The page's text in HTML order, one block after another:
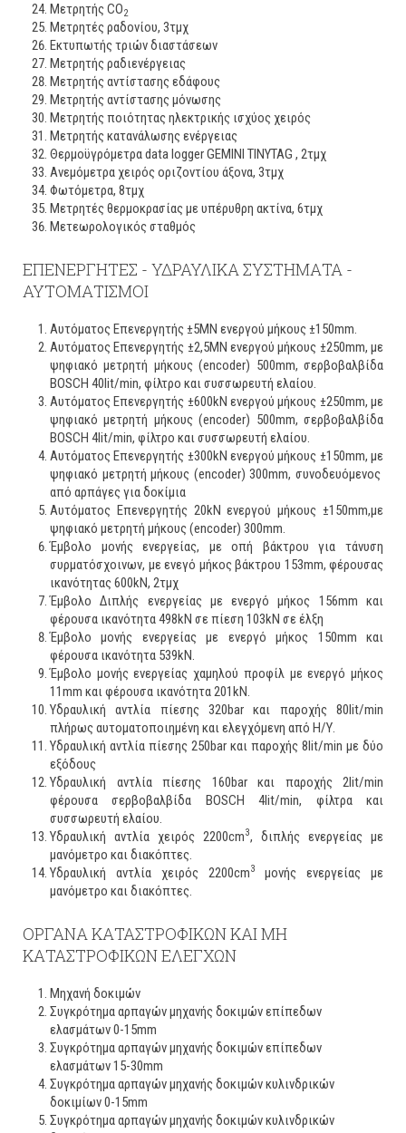
Μετρητής CO2
Μετρητές ραδονίου, 3τμχ
Εκτυπωτής τριών διαστάσεων
Μετρητής ραδιενέργειας
Μετρητής αντίστασης εδάφους
Μετρητής αντίστασης μόνωσης
Μετρητής ποιότητας ηλεκτρικής ισχύος χειρός
Μετρητής κατανάλωσης ενέργειας
Θερμοϋγρόμετρα data logger GEMINI TINYTAG , 2τμχ
Ανεμόμετρα χειρός οριζοντίου άξονα, 3τμχ
Φωτόμετρα, 8τμχ
Μετρητές θερμοκρασίας με υπέρυθρη ακτίνα, 6τμχ
Μετεωρολογικός σταθμός
ΕΠΕΝΕΡΓΗΤΕΣ - ΥΔΡΑΥΛΙΚΑ ΣΥΣΤΗΜΑΤΑ -
ΑΥΤΟΜΑΤΙΣΜΟΙ
Αυτόματος Επενεργητής ±5MN ενεργού μήκους ±150mm.
Αυτόματος Επενεργητής ±2,5MN ενεργού μήκους ±250mm, με
ψηφιακό μετρητή μήκους (encoder) 500mm, σερβοβαλβίδα
BOSCH 40lit/min, φίλτρο και συσσωρευτή ελαίου.
Αυτόματος Επενεργητής ±600kN ενεργού μήκους ±250mm, με
ψηφιακό μετρητή μήκους (encoder) 500mm, σερβοβαλβίδα
BOSCH 4lit/min, φίλτρο και συσσωρευτή ελαίου.
Αυτόματος Επενεργητής ±300kN ενεργού μήκους ±150mm, με
ψηφιακό μετρητή μήκους (encoder) 300mm, συνοδευόμενος
από αρπάγες για δοκίμια
Αυτόματος Επενεργητής 20kN ενεργού μήκους ±150mm,με
ψηφιακό μετρητή μήκους (encoder) 300mm.
Έμβολο μονής ενεργείας, με οπή βάκτρου για τάνυση
συρματόσχοινων, με ενεγό μήκος βάκτρου 153mm, φέρουσας
ικανότητας 600kN, 2τμχ
Έμβολο Διπλής ενεργείας με ενεργό μήκος 156mm και
φέρουσα ικανότητα 498kN σε πίεση 103kN σε έλξη
Έμβολο μονής ενεργείας με ενεργό μήκος 150mm και
φέρουσα ικανότητα 539kN.
Έμβολο μονής ενεργείας χαμηλού προφίλ με ενεργό μήκος
11mm και φέρουσα ικανότητα 201kN.
Υδραυλική αντλία πίεσης 320bar και παροχής 80lit/min
πλήρως αυτοματοποιημένη και ελεγχόμενη από Η/Υ.
Υδραυλική αντλία πίεσης 250bar και παροχής 8lit/min με δύο
εξόδους
Υδραυλική αντλία πίεσης 160bar και παροχής 2lit/min
φέρουσα σερβοβαλβίδα BOSCH 4lit/min, φίλτρα και
συσσωρευτή ελαίου.
Υδραυλική αντλία χειρός 2200cm3, διπλής ενεργείας με
μανόμετρο και διακόπτες.
Υδραυλική αντλία χειρός 2200cm3
μονής ενεργείας με
μανόμετρο και διακόπτες.
ΟΡΓΑΝΑ ΚΑΤΑΣΤΡΟΦΙΚΩΝ ΚΑΙ ΜΗ
ΚΑΤΑΣΤΡΟΦΙΚΩΝ ΕΛΕΓΧΩΝ
Μηχανή δοκιμών
Συγκρότημα αρπαγών μηχανής δοκιμών επίπεδων
ελασμάτων 0-15mm
Συγκρότημα αρπαγών μηχανής δοκιμών επίπεδων
ελασμάτων 15-30mm
Συγκρότημα αρπαγών μηχανής δοκιμών κυλινδρικών
δοκιμίων 0-15mm
Συγκρότημα αρπαγών μηχανής δοκιμών κυλινδρικών